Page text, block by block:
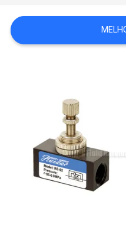
SHOW
MAPA
PRIVACY
POLICY